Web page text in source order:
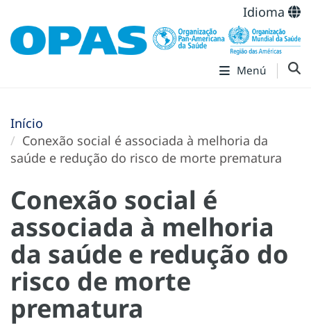
Idioma
Menú
Início
Conexão social é associada à melhoria da
saúde e redução do risco de morte prematura
Conexão social é
associada à melhoria
da saúde e redução do
risco de morte
prematura